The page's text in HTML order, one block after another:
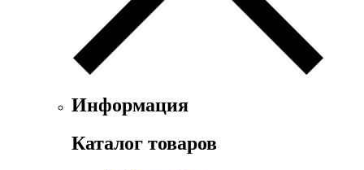
Информация
Каталог товаров